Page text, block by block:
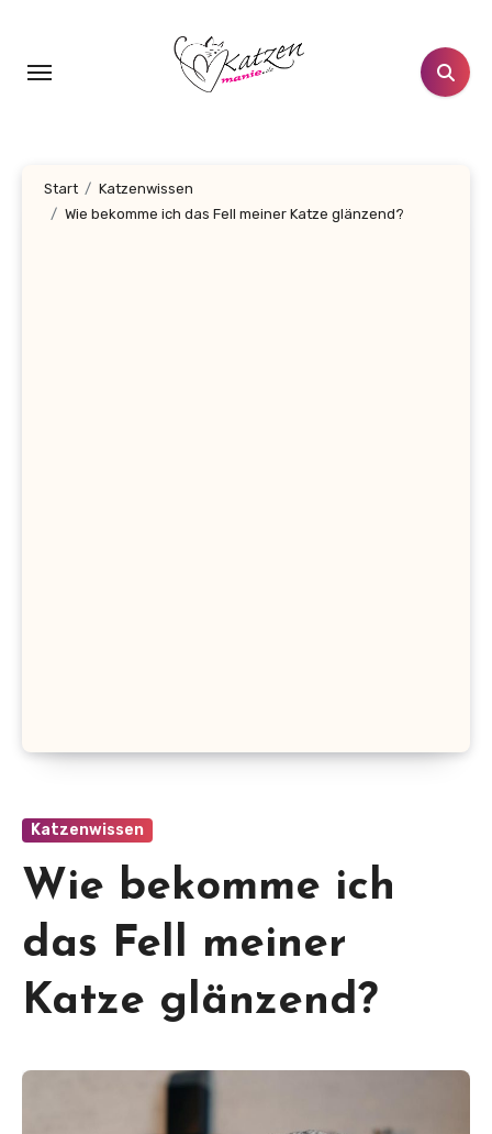
springen
Start
Katzenwissen
Wie bekomme ich das Fell meiner Katze glänzend?
Katzenwissen
Wie bekomme ich
das Fell meiner
Katze glänzend?